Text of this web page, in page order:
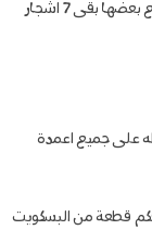
هناك 9 اشجار وينة على كل من جانبي طريق وبعد قطع بعضها بقى 7 اشجار
ما الاحظه على جميع اعمدة
من البسكويت فكم قطعة من البسكويت